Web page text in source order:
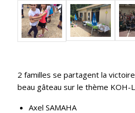
2 familles se partagent la
beau gâteau sur le thème KOH-
Axel SAMAHA